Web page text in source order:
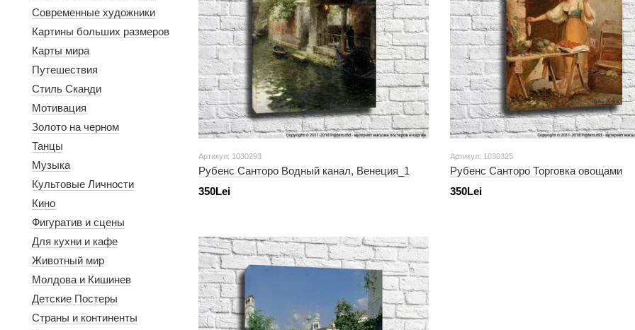
Артикул: 1030293
Рубенс Санторо Водный канал, Венеция_1
350Lei
Артикул: 1030325
Рубенс Санторо Торговка овощами
350Lei
Современные художники
Картины больших размеров
Карты мира
Путешествия
Стиль Сканди
Мотивация
Золото на черном
Танцы
Музыка
Культовые Личности
Кино
Фигуратив и сцены
Для кухни и кафе
Животный мир
Молдова и Кишинев
Детские Постеры
Страны и континенты